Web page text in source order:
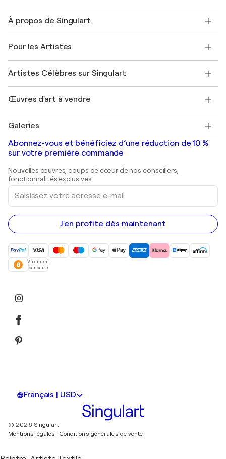
Expédition
Offrir une carte cadeau
Rejoignez notre programme commercial
Mon compte
+33 1 76 44 06 42
À propos de Singulart
FAQ
Magazine Singulart
Emplois
Découvrez une sélection d'art original
Pour les Artistes
Se connecter en tant qu'Artiste
Artistes Célèbres sur Singulart
Marc Chagall
Banksy
Mr. Brainwash
Shepard Fairey
Œuvres d'art à vendre
Tableaux abstraits à vendre
Peintures de paysage
Estampes
Peintures acryliques
Galeries
Galeries d'art en France
Galeries d'art en Belgique
Abonnez-vous et bénéficiez d’une réduction de 10 %
sur votre première commande
Nouvelles œuvres, coups de cœur de nos conseillers,
fonctionnalités exclusives.
Saisissez
votre
adresse
e-
mail
J'en profite dès maintenant
Virement
bancaire
Français | USD
© 2026 Singulart
Mentions légales. Conditions générales de vente